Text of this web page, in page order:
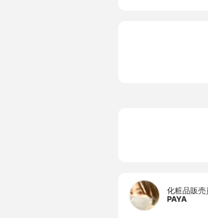
化粧品販売
PAYA